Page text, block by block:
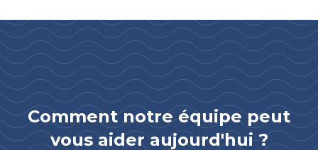
t
e
n
a
tComment notre équipe peut
vous aider aujourd'hui ?